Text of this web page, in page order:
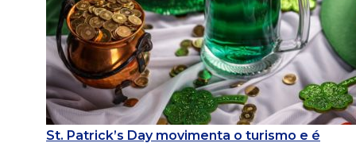
St. Patrick’s Day movimenta o turismo e é